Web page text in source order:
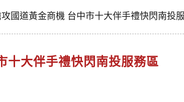
國道黃金商機 台中市十大伴手禮快閃南投
十大伴手禮快閃南投服務區